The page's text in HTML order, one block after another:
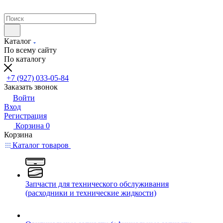
Каталог
По всему сайту
По каталогу
+7 (927) 033-05-84
Заказать звонок
Войти
Вход
Регистрация
Корзина 0
Корзина
Каталог товаров
Запчасти для технического обслуживания
(расходники и технические жидкости)